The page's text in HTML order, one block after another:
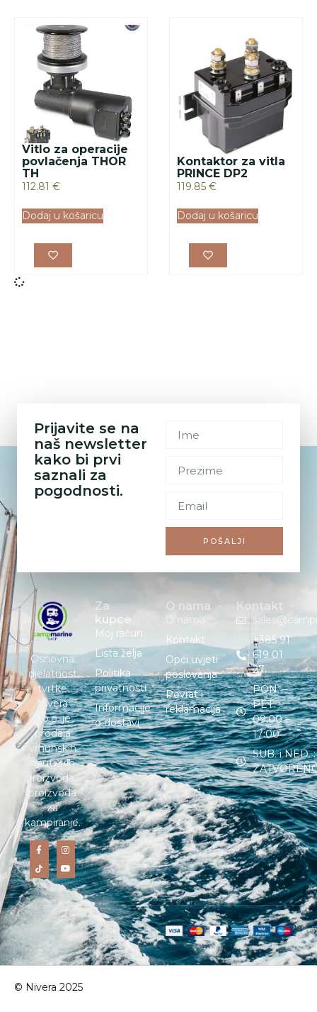
Vitlo za operacije
povlačenja THOR
TH
112.81 €
Dodaj u košaricu
Kontaktor za vitla
PRINCE DP2
119.85 €
Dodaj u košaricu
Prijavite se na
naš newsletter
kako bi prvi
saznali za
pogodnosti.
POŠALJI
Osnovna
djelatnost
tvrtke
Nivera
d.o.o. je
prodaja
vrhunskih
nautičkih
proizvoda i
proizvoda
za
kampiranje.
Za
kupce
Moj račun
Lista želja
Politika
privatnosti
Informacije
o dostavi
O nama
O nama
Kontakt
Opći uvjeti
poslovanja
Povrat i
reklamacija
Kontakt
+385 91
619 01
27
PON. –
PET. :
09:00 –
17:00
SUB. i NED. :
© Nivera 2025